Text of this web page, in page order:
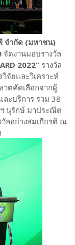
จำกัด (มหาชน)
จัดงานมอบรางวัล
2022”รางวัล
จัยและวิเคราะห์
ตคัดเลือกจากผู้
ะบริการ รวม 38
นุรักษ์ มาประณีต
ลอย่างสมเกียรติ ณ